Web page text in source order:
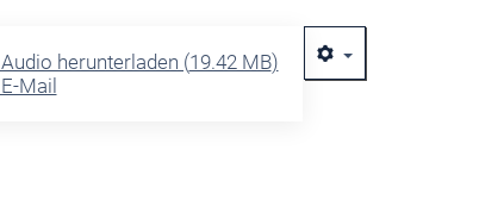
Audio herunterladen (19.42 MB)
E-Mail